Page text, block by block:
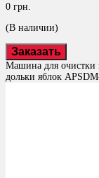
0 грн.
(В наличии)
Заказать
Машина для очистки
дольки яблок